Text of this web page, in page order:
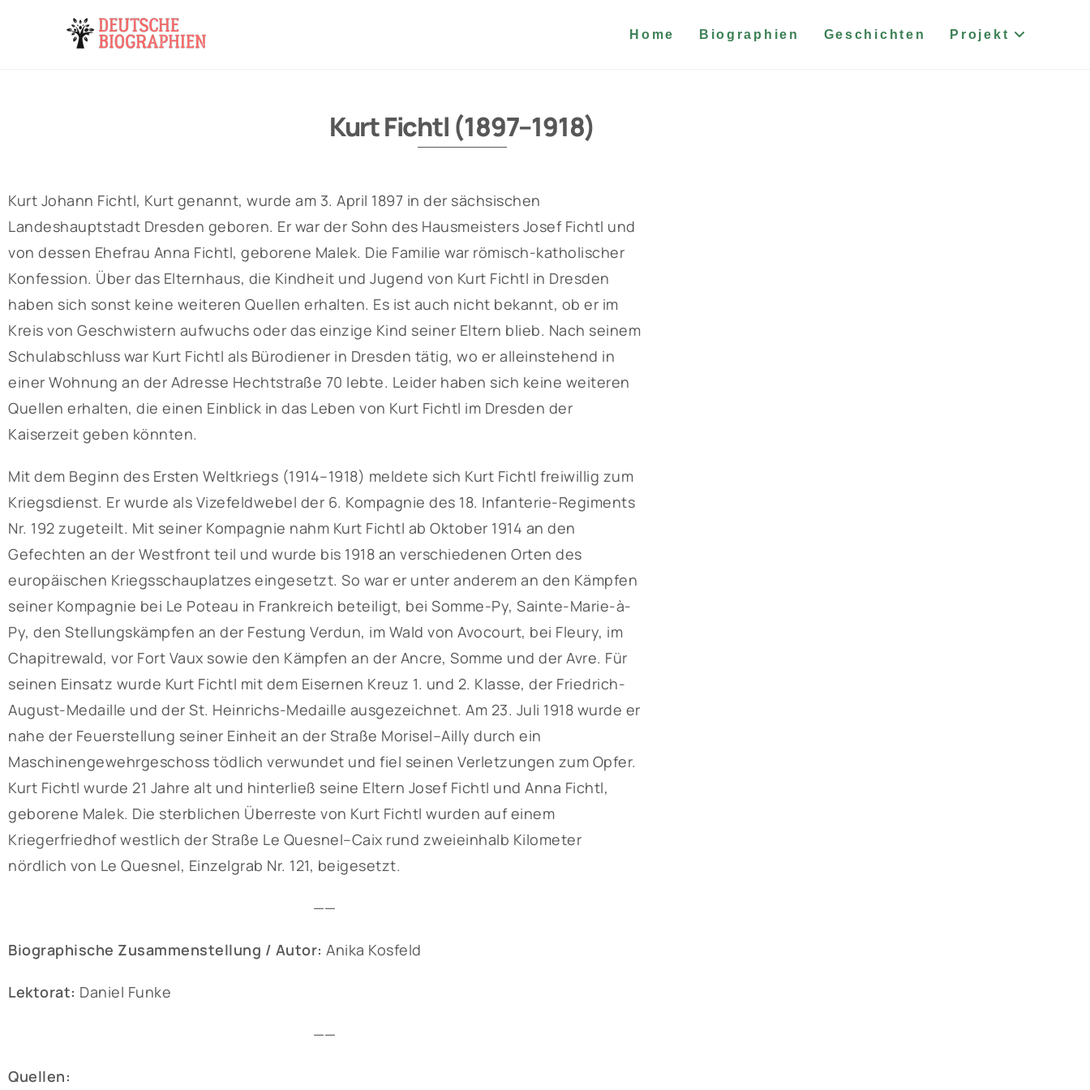
Home Biographien Geschichten Projekt
Kurt Fichtl (1897–1918)
Kurt Johann Fichtl, Kurt genannt, wurde am 3. April 1897 in der sächsischen
Landeshauptstadt Dresden geboren. Er war der Sohn des Hausmeisters Josef Fichtl und
von dessen Ehefrau Anna Fichtl, geborene Malek. Die Familie war römisch-katholischer
Konfession. Über das Elternhaus, die Kindheit und Jugend von Kurt Fichtl in Dresden
haben sich sonst keine weiteren Quellen erhalten. Es ist auch nicht bekannt, ob er im
Kreis von Geschwistern aufwuchs oder das einzige Kind seiner Eltern blieb. Nach seinem
Schulabschluss war Kurt Fichtl als Bürodiener in Dresden tätig, wo er alleinstehend in
einer Wohnung an der Adresse Hechtstraße 70 lebte. Leider haben sich keine weiteren
Quellen erhalten, die einen Einblick in das Leben von Kurt Fichtl im Dresden der
Kaiserzeit geben könnten.
Mit dem Beginn des Ersten Weltkriegs (1914–1918) meldete sich Kurt Fichtl freiwillig zum
Kriegsdienst. Er wurde als Vizefeldwebel der 6. Kompagnie des 18. Infanterie-Regiments
Nr. 192 zugeteilt. Mit seiner Kompagnie nahm Kurt Fichtl ab Oktober 1914 an den
Gefechten an der Westfront teil und wurde bis 1918 an verschiedenen Orten des
europäischen Kriegsschauplatzes eingesetzt. So war er unter anderem an den Kämpfen
seiner Kompagnie bei Le Poteau in Frankreich beteiligt, bei Somme-Py, Sainte-Marie-à-
Py, den Stellungskämpfen an der Festung Verdun, im Wald von Avocourt, bei Fleury, im
Chapitrewald, vor Fort Vaux sowie den Kämpfen an der Ancre, Somme und der Avre. Für
seinen Einsatz wurde Kurt Fichtl mit dem Eisernen Kreuz 1. und 2. Klasse, der Friedrich-
August-Medaille und der St. Heinrichs-Medaille ausgezeichnet. Am 23. Juli 1918 wurde er
nahe der Feuerstellung seiner Einheit an der Straße Morisel–Ailly durch ein
Maschinengewehrgeschoss tödlich verwundet und fiel seinen Verletzungen zum Opfer.
Kurt Fichtl wurde 21 Jahre alt und hinterließ seine Eltern Josef Fichtl und Anna Fichtl,
geborene Malek. Die sterblichen Überreste von Kurt Fichtl wurden auf einem
Kriegerfriedhof westlich der Straße Le Quesnel–Caix rund zweieinhalb Kilometer
nördlich von Le Quesnel, Einzelgrab Nr. 121, beigesetzt.
——
Biographische Zusammenstellung / Autor: Anika Kosfeld
Lektorat: Daniel Funke
——
Quellen: